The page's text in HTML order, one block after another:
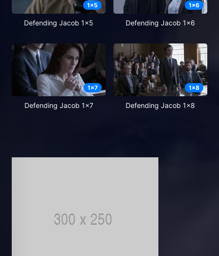
1x5
Defending Jacob 1x5
1x6
Defending Jacob 1x6
1x7
Defending Jacob 1x7
1x8
Defending Jacob 1x8